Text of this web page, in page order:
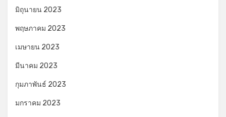
มิถุนายน 2023
พฤษภาคม 2023
เมษายน 2023
มีนาคม 2023
กุมภาพันธ์ 2023
มกราคม 2023